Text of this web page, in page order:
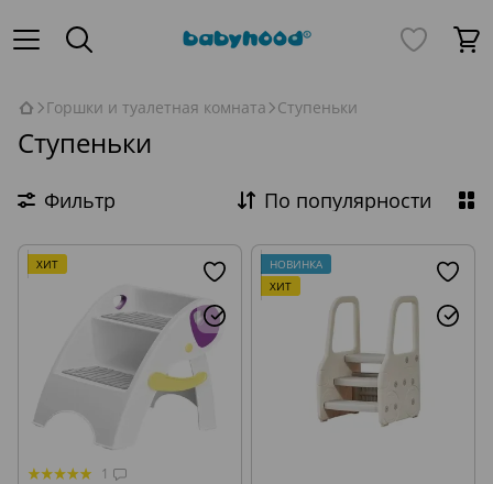
Горшки и туалетная комната Ступеньки
Ступеньки
Фильтр По популярности
ХИТ
1
НОВИНКА
ХИТ